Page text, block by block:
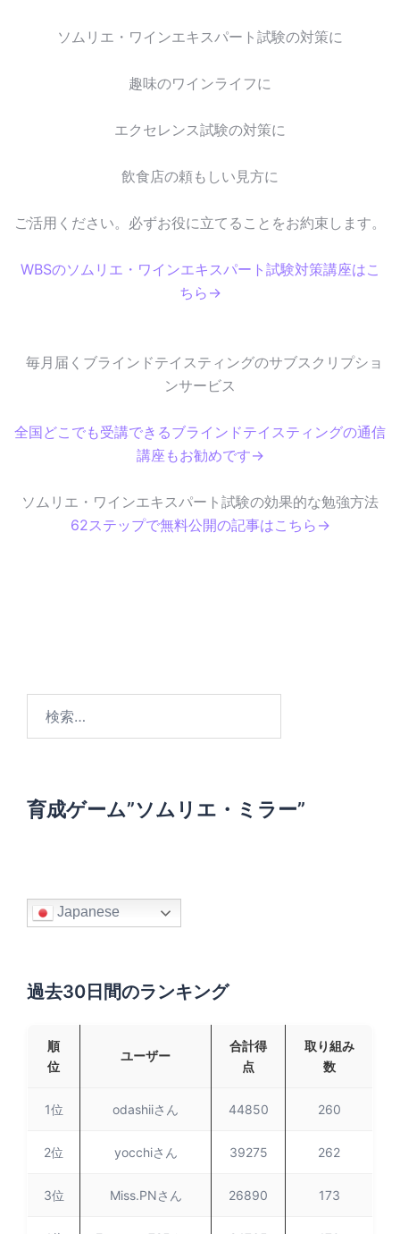
ソムリエ・ワインエキスパート試験の対策に
趣味のワインライフに
エクセレンス試験の対策に
飲食店の頼もしい見方に
ご活用ください。必ずお役に立てることをお約束します。
WBSのソムリエ・ワインエキスパート試験対策講座はこ
ちら→
毎月届くブラインドテイスティングのサブスクリプショ
ンサービス
全国どこでも受講できるブラインドテイスティングの通信
講座もお勧めです→
ソムリエ・ワインエキスパート試験の効果的な勉強方法
62ステップで無料公開の記事はこちら→
育成ゲーム”ソムリエ・ミラー”
Japanese
過去30日間のランキング
順
位
ユーザー
合計得
点
取り組み
数
1位 odashiiさん 44850 260
2位 yocchiさん 39275 262
3位 Miss.PNさん 26890 173